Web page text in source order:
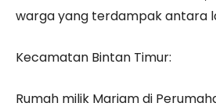
warga yang terdampak antara
Kecamatan Bintan Timur:
Rumah milik Mariam di